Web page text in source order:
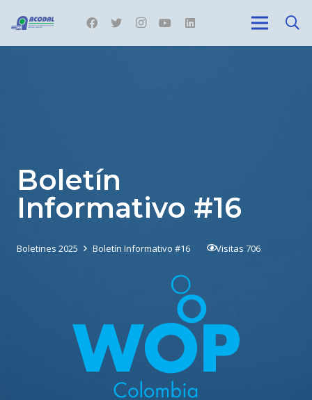
Boletín
Informativo #16
Boletines 2025 Boletín Informativo #16 Visitas 706